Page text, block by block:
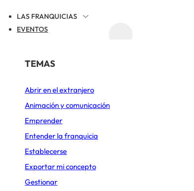
LAS FRANQUICIAS
POR SECTOR
Alimentación
Cafeterías
Comida rápida
EVENTOS
TEMAS
Abrir en el extranjero
Animación y comunicación
Emprender
Entender la franquicia
Establecerse
Exportar mi concepto
Gestionar